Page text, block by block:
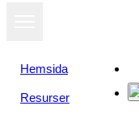
Hemsida
Resurser